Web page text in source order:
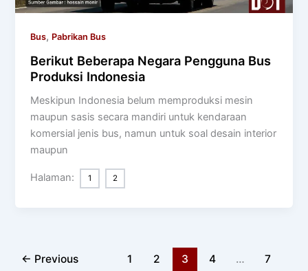
Bus, Pabrikan Bus
Berikut Beberapa Negara Pengguna Bus
Produksi Indonesia
Meskipun Indonesia belum memproduksi mesin
maupun sasis secara mandiri untuk kendaraan
komersial jenis bus, namun untuk soal desain interior
maupun
Halaman: 1 2
← Previous 1 2 3 4 …
7